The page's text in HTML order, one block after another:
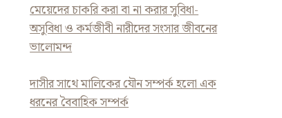
মেয়েদের চাকরি করা বা না করার সুবিধা-
অসুবিধা ও কর্মজীবী নারীদের সংসার জীবনের
ভালোমন্দ
দাসীর সাথে মালিকের যৌন সম্পর্ক হলো এক
ধরনের বৈবাহিক সম্পর্ক